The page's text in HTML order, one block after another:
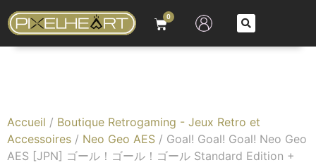
0
Accueil / Boutique Retrogaming - Jeux Retro et
Accessoires / Neo Geo AES / Goal! Goal! Goal! Neo Geo
AES [JPN] ゴール！ゴール！ゴール Standard Edition +